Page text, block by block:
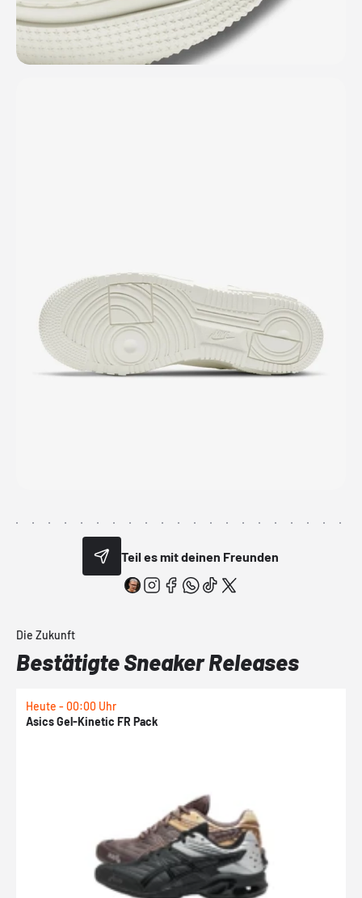
Teil es mit deinen Freunden
Die Zukunft
Bestätigte Sneaker Releases
Heute - 00:00 Uhr
Asics Gel-Kinetic FR Pack